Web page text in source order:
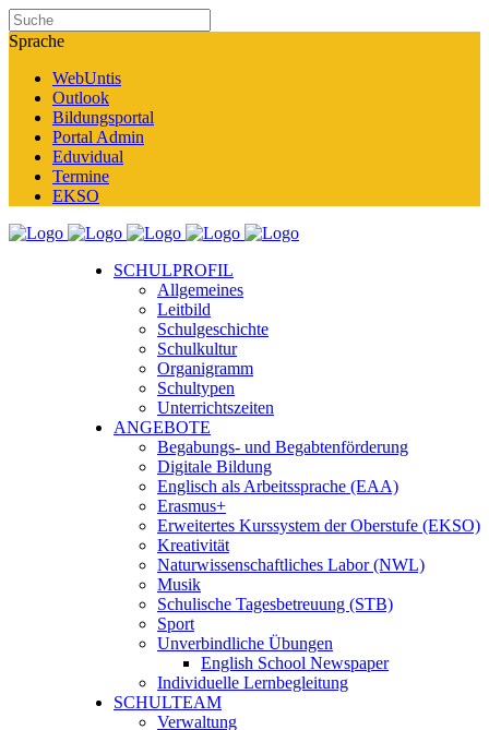
Sprache
WebUntis
Outlook
Bildungsportal
Portal Admin
Eduvidual
Termine
EKSO
SCHULPROFIL
Allgemeines
Leitbild
Schulgeschichte
Schulkultur
Organigramm
Schultypen
Unterrichtszeiten
ANGEBOTE
Begabungs- und Begabtenförderung
Digitale Bildung
Englisch als Arbeitssprache (EAA)
Erasmus+
Erweitertes Kurssystem der Oberstufe (EKSO)
Kreativität
Naturwissenschaftliches Labor (NWL)
Musik
Schulische Tagesbetreuung (STB)
Sport
Unverbindliche Übungen
English School Newspaper
Individuelle Lernbegleitung
SCHULTEAM
Verwaltung